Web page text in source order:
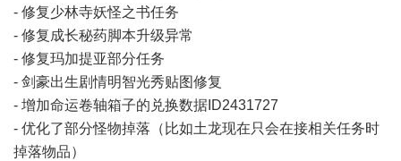
- 修复少林寺妖怪之书任务
- 修复成长秘药脚本升级异常
- 修复玛加提亚部分任务
- 剑豪出生剧情明智光秀贴图修复
- 增加命运卷轴箱子的兑换数据ID2431727
- 优化了部分怪物掉落（比如土龙现在只会在接相关任务时
掉落物品）